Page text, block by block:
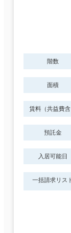
階数
面積
賃料（共益費含
預託金
入居可能日
一括請求リス